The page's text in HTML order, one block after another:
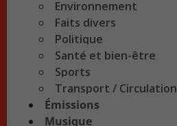
Environnement
Faits divers
Politique
Santé et bien-être
Sports
Transport / Circulation
Émissions
Musique